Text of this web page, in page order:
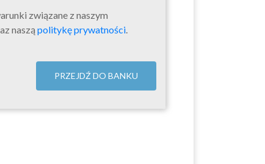
związane z naszym
naszą politykę prywatności.